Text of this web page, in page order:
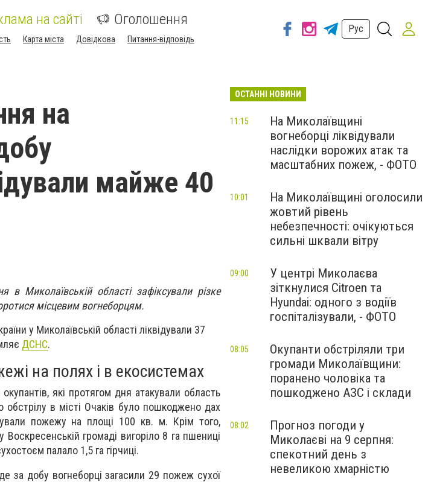
на сайті Оголошення
Карта міста Довідкова Питання-відповідь
Рус
на
майже 40
Миколаївській області зафіксували різке
місцевим вогнеборцям.
у Миколаївській області ліквідували 37
ДСНС.
на полях і в екосистемах
які протягом дня атакували область
в місті Очаків було пошкоджено дах
пожежу на площі 100 кв. м. Крім того,
Воскресенській громаді вигоріло 8 га пшениці
палало 1,5 га гірчиці.
за добу вогнеборці загасили 29 пожеж сухої
ОСТАННІ НОВИНИ
На Миколаївщині
вогнеборці ліквідували
наслідки ворожих атак та
масштабних пожеж, - ФОТО
11:15
На Миколаївщині оголосили
жовтий рівень
небезпечності: очікуються
сильні шквали вітру
10:01
У центрі Миколаєва
зіткнулися Citroen та
Hyundai: одного з водіїв
госпіталізували, - ФОТО
09:00
Окупанти обстріляли три
громади Миколаївщини:
поранено чоловіка та
пошкоджено АЗС і склади
08:05
Прогноз погоди у
Миколаєві на 9 серпня:
спекотний день з
невеликою хмарністю
08:02